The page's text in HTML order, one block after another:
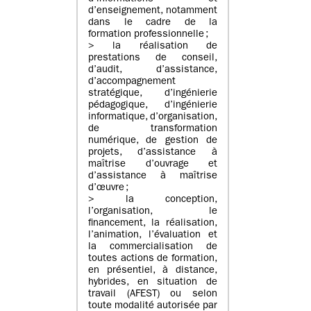
d’enseignement, notamment
dans le cadre de la
formation professionnelle ;
> la réalisation de
prestations de conseil,
d’audit, d’assistance,
d’accompagnement
stratégique, d’ingénierie
pédagogique, d’ingénierie
informatique, d’organisation,
de transformation
numérique, de gestion de
projets, d’assistance à
maîtrise d’ouvrage et
d’assistance à maîtrise
d’œuvre ;
> la conception,
l’organisation, le
financement, la réalisation,
l’animation, l’évaluation et
la commercialisation de
toutes actions de formation,
en présentiel, à distance,
hybrides, en situation de
travail (AFEST) ou selon
toute modalité autorisée par